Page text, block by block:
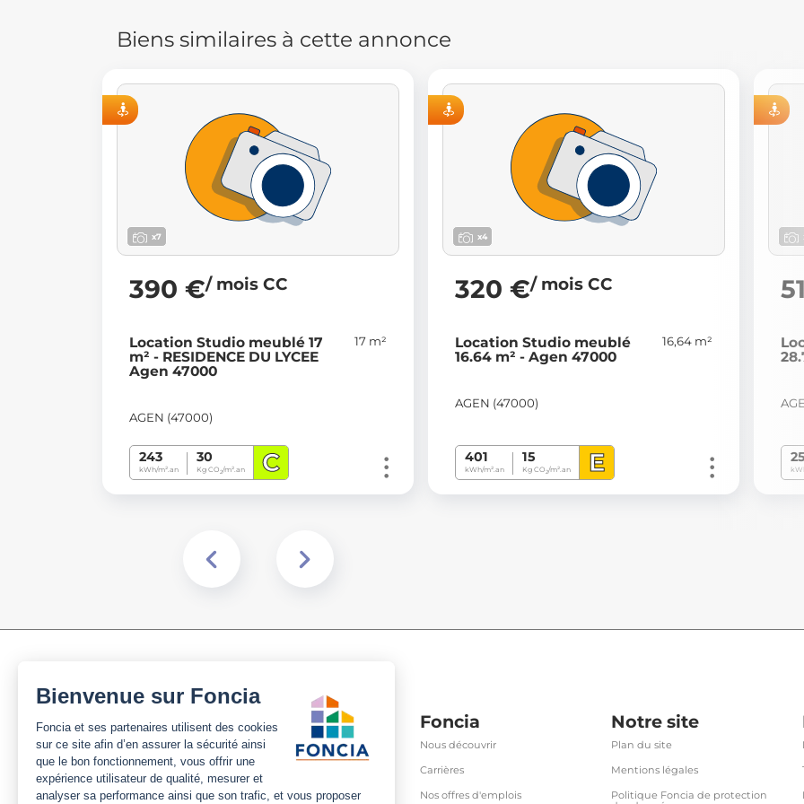
Biens similaires à cette annonce
x7
390 €/ mois CC
Location Studio meublé 17
m² - RESIDENCE DU LYCEE
Agen 47000
17 m²
AGEN (47000)
243
kWh/m².an
30
Kg CO2/m².an C
x4
320 €/ mois CC
Location Studio meublé
16.64 m² - Agen 47000
16,64 m²
AGEN (47000)
401
kWh/m².an
15
Kg CO2/m².an E
Foncia
Nous découvrir
Carrières
Nos offres d'emplois
Notre site
Plan du site
Mentions légales
Politique Foncia de protection